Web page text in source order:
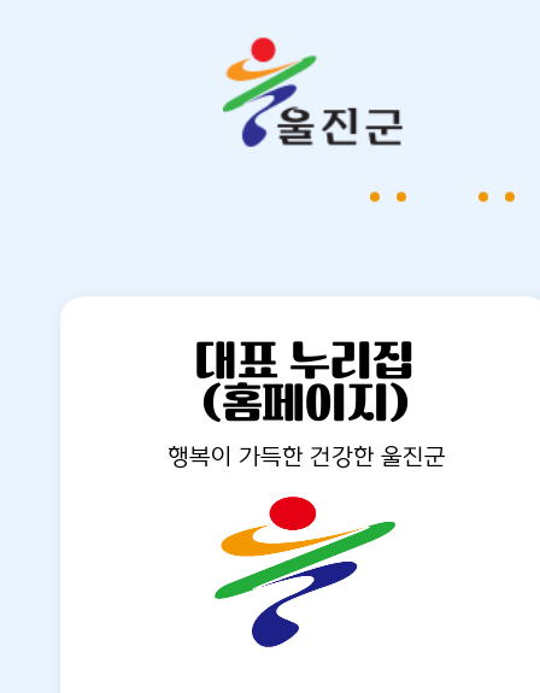
대표 누리집
(홈페이지)
행복이 가득한 건강한 울진군